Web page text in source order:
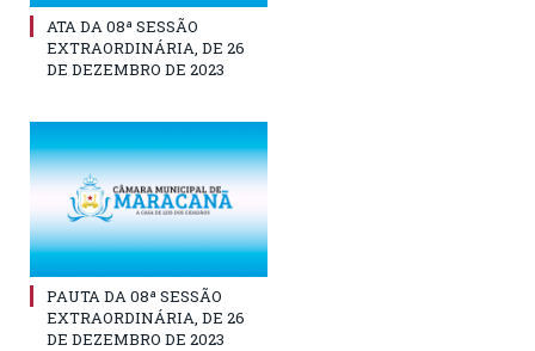
ATA DA 08ª SESSÃO
EXTRAORDINÁRIA, DE 26
DE DEZEMBRO DE 2023
PAUTA DA 08ª SESSÃO
EXTRAORDINÁRIA, DE 26
DE DEZEMBRO DE 2023